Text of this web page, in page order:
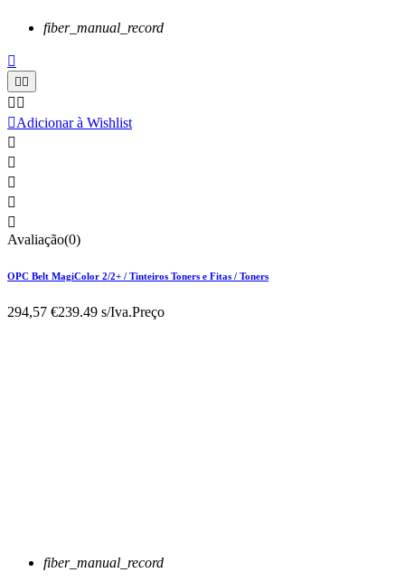
fiber_manual_record

 
 
Adicionar à Wishlist





Avaliação(0)
OPC Belt MagiColor 2/2+ / Tinteiros Toners e Fitas / Toners
294,57 €239.49 s/Iva.Preço
fiber_manual_record